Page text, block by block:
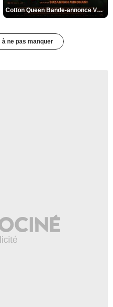
Cotton Queen Bande-annonce VO STFR
ne pas manquer